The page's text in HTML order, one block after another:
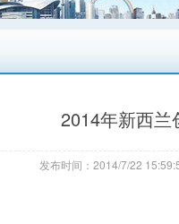
2014年新西
发布时间：2014/7/22